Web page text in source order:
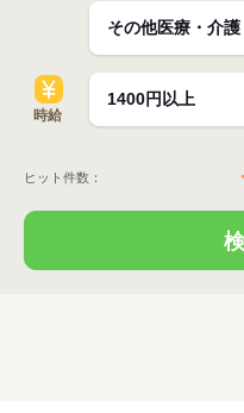
時給
ヒット件数：